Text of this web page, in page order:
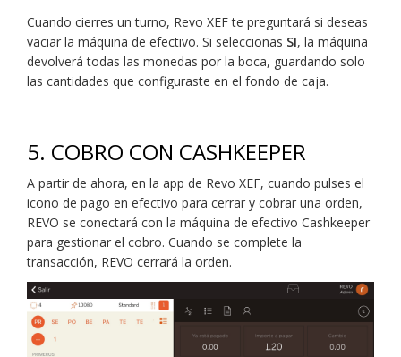
Cuando cierres un turno, Revo XEF te preguntará si deseas
vaciar la máquina de efectivo. Si seleccionas SI, la máquina
devolverá todas las monedas por la boca, guardando solo
las cantidades que configuraste en el fondo de caja.
5. COBRO CON CASHKEEPER
A partir de ahora, en la app de Revo XEF, cuando pulses el
icono de pago en efectivo para cerrar y cobrar una orden,
REVO se conectará con la máquina de efectivo Cashkeeper
para gestionar el cobro. Cuando se complete la
transacción, REVO cerrará la orden.